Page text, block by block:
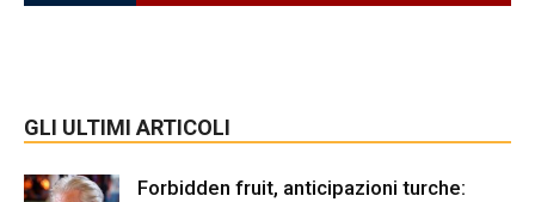
GLI ULTIMI ARTICOLI
Forbidden fruit, anticipazioni turche: